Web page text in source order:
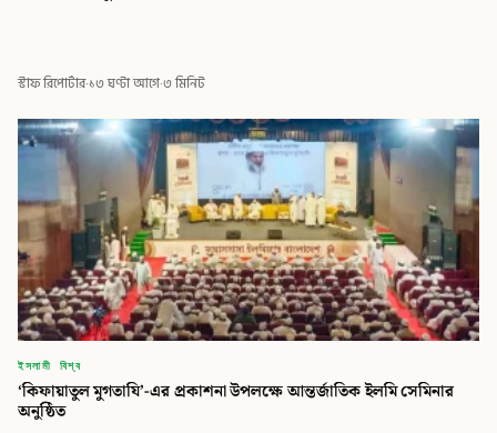
স্টাফ রিপোর্টার·১৩ ঘণ্টা আগে·৩ মিনিট
ইসলামী বিশ্ব
‘কিফায়াতুল মুগতাযি’-এর প্রকাশনা উপলক্ষে আন্তর্জাতিক ইলমি সেমিনার
অনুষ্ঠিত